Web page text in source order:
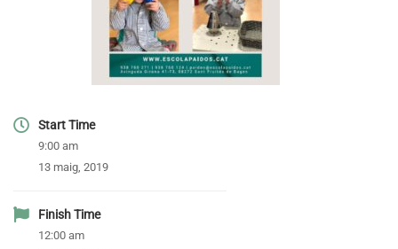
Start Time
9:00 am
13 maig, 2019
Finish Time
12:00 am